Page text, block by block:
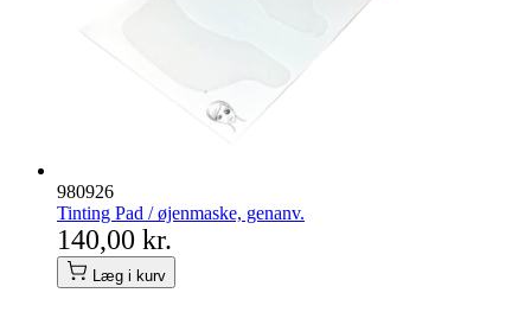
980926
Tinting Pad / øjenmaske, genanv.
140,00 kr.
Læg i kurv